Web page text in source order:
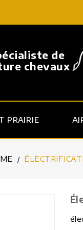
de
chevaux
PRAIRIE